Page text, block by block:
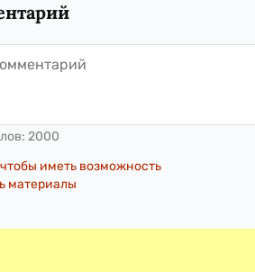
2000
иметь возможность
материалы